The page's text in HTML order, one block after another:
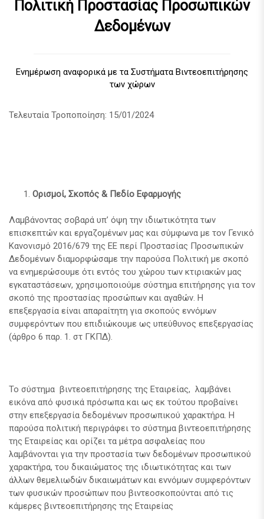
Πολιτική Προστασίας Προσωπικών
Δεδομένων
Ενημέρωση αναφορικά με τα Συστήματα Βιντεοεπιτήρησης
των χώρων
Τελευταία Τροποποίηση: 15/01/2024
Ορισμοί, Σκοπός & Πεδίο Εφαρμογής
Λαμβάνοντας σοβαρά υπ’ όψη την ιδιωτικότητα των
επισκεπτών και εργαζομένων μας και σύμφωνα με τον Γενικό
Κανονισμό 2016/679 της ΕΕ περί Προστασίας Προσωπικών
Δεδομένων διαμορφώσαμε την παρούσα Πολιτική με σκοπό
να ενημερώσουμε ότι εντός του χώρου των κτιριακών μας
εγκαταστάσεων, χρησιμοποιούμε σύστημα επιτήρησης για τον
σκοπό της προστασίας προσώπων και αγαθών. Η
επεξεργασία είναι απαραίτητη για σκοπούς εννόμων
συμφερόντων που επιδιώκουμε ως υπεύθυνος επεξεργασίας
(άρθρο 6 παρ. 1. στ ΓΚΠΔ).
Το σύστημα βιντεοεπιτήρησης της Εταιρείας, λαμβάνει
εικόνα από φυσικά πρόσωπα και ως εκ τούτου προβαίνει
στην επεξεργασία δεδομένων προσωπικού χαρακτήρα. Η
παρούσα πολιτική περιγράφει το σύστημα βιντεοεπιτήρησης
της Εταιρείας και ορίζει τα μέτρα ασφαλείας που
λαμβάνονται για την προστασία των δεδομένων προσωπικού
χαρακτήρα, του δικαιώματος της ιδιωτικότητας και των
άλλων θεμελιωδών δικαιωμάτων και εννόμων συμφερόντων
των φυσικών προσώπων που βιντεοσκοπούνται από τις
κάμερες βιντεοεπιτήρησης της Εταιρείας